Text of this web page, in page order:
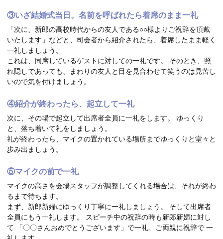
③いざ結婚式当日。名前を呼ばれたら着席のまま一礼
「次に、新郎の高校時代からの友人である○○様よりご祝辞を頂戴
いたします」などと、司会者から紹介されたら、着席したまま軽く
一礼しましょう。
これは、同席しているゲストに対しての一礼です。 そのとき、照
れ隠しであっても、まわりの友人と目を見合わせて笑うのは見苦し
いので気を付けましょう。
④紹介が終わったら、起立して一礼
次に、その場で起立して出席者全員に一礼をします。 ゆっくり
と、落ち着いて礼をしましょう。
礼が終わったら、マイクの置かれている場所までゆっくりと堂々と
歩み出ましょう。
⑤マイクの前で一礼
マイクの高さを会場スタッフが調整してくれる場合は、それが終わ
るまで待ちます。
まず、新郎新婦にゆっくり丁寧に一礼しましょう。 そして出席者
全員にもう一礼します。 スピーチ中の祝辞の時も新郎新婦に対し
て 「〇〇さんおめでとうございます」で一礼、ご両親に祝辞で 一